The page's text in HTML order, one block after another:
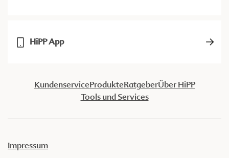
HiPP App
KundenserviceProdukteRatgeberÜber HiPP
Tools und Services
Impressum